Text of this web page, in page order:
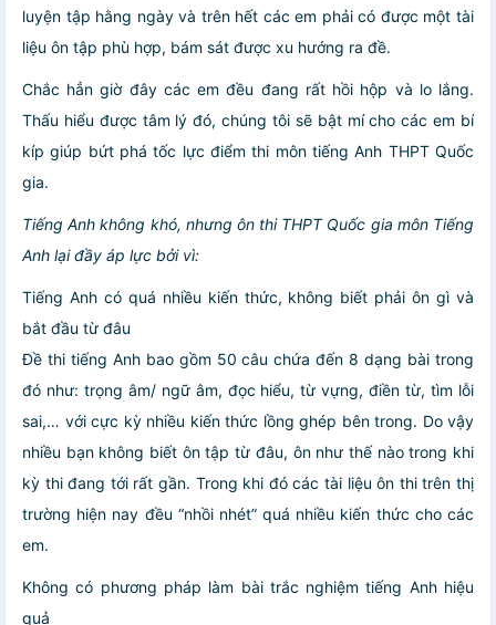
luyện tập hằng ngày và trên hết các em phải có được một tài
liệu ôn tập phù hợp, bám sát được xu hướng ra đề.
Chắc hẳn giờ đây các em đều đang rất hồi hộp và lo lắng.
Thấu hiểu được tâm lý đó, chúng tôi sẽ bật mí cho các em bí
kíp giúp bứt phá tốc lực điểm thi môn tiếng Anh THPT Quốc
gia.
Tiếng Anh không khó, nhưng ôn thi THPT Quốc gia môn Tiếng
Anh lại đầy áp lực bởi vì:
Tiếng Anh có quá nhiều kiến thức, không biết phải ôn gì và
bắt đầu từ đâu
Đề thi tiếng Anh bao gồm 50 câu chứa đến 8 dạng bài trong
đó như: trọng âm/ ngữ âm, đọc hiểu, từ vựng, điền từ, tìm lỗi
sai,… với cực kỳ nhiều kiến thức lồng ghép bên trong. Do vậy
nhiều bạn không biết ôn tập từ đâu, ôn như thế nào trong khi
kỳ thi đang tới rất gần. Trong khi đó các tài liệu ôn thi trên thị
trường hiện nay đều “nhồi nhét” quá nhiều kiến thức cho các
em.
Không có phương pháp làm bài trắc nghiệm tiếng Anh hiệu
quả